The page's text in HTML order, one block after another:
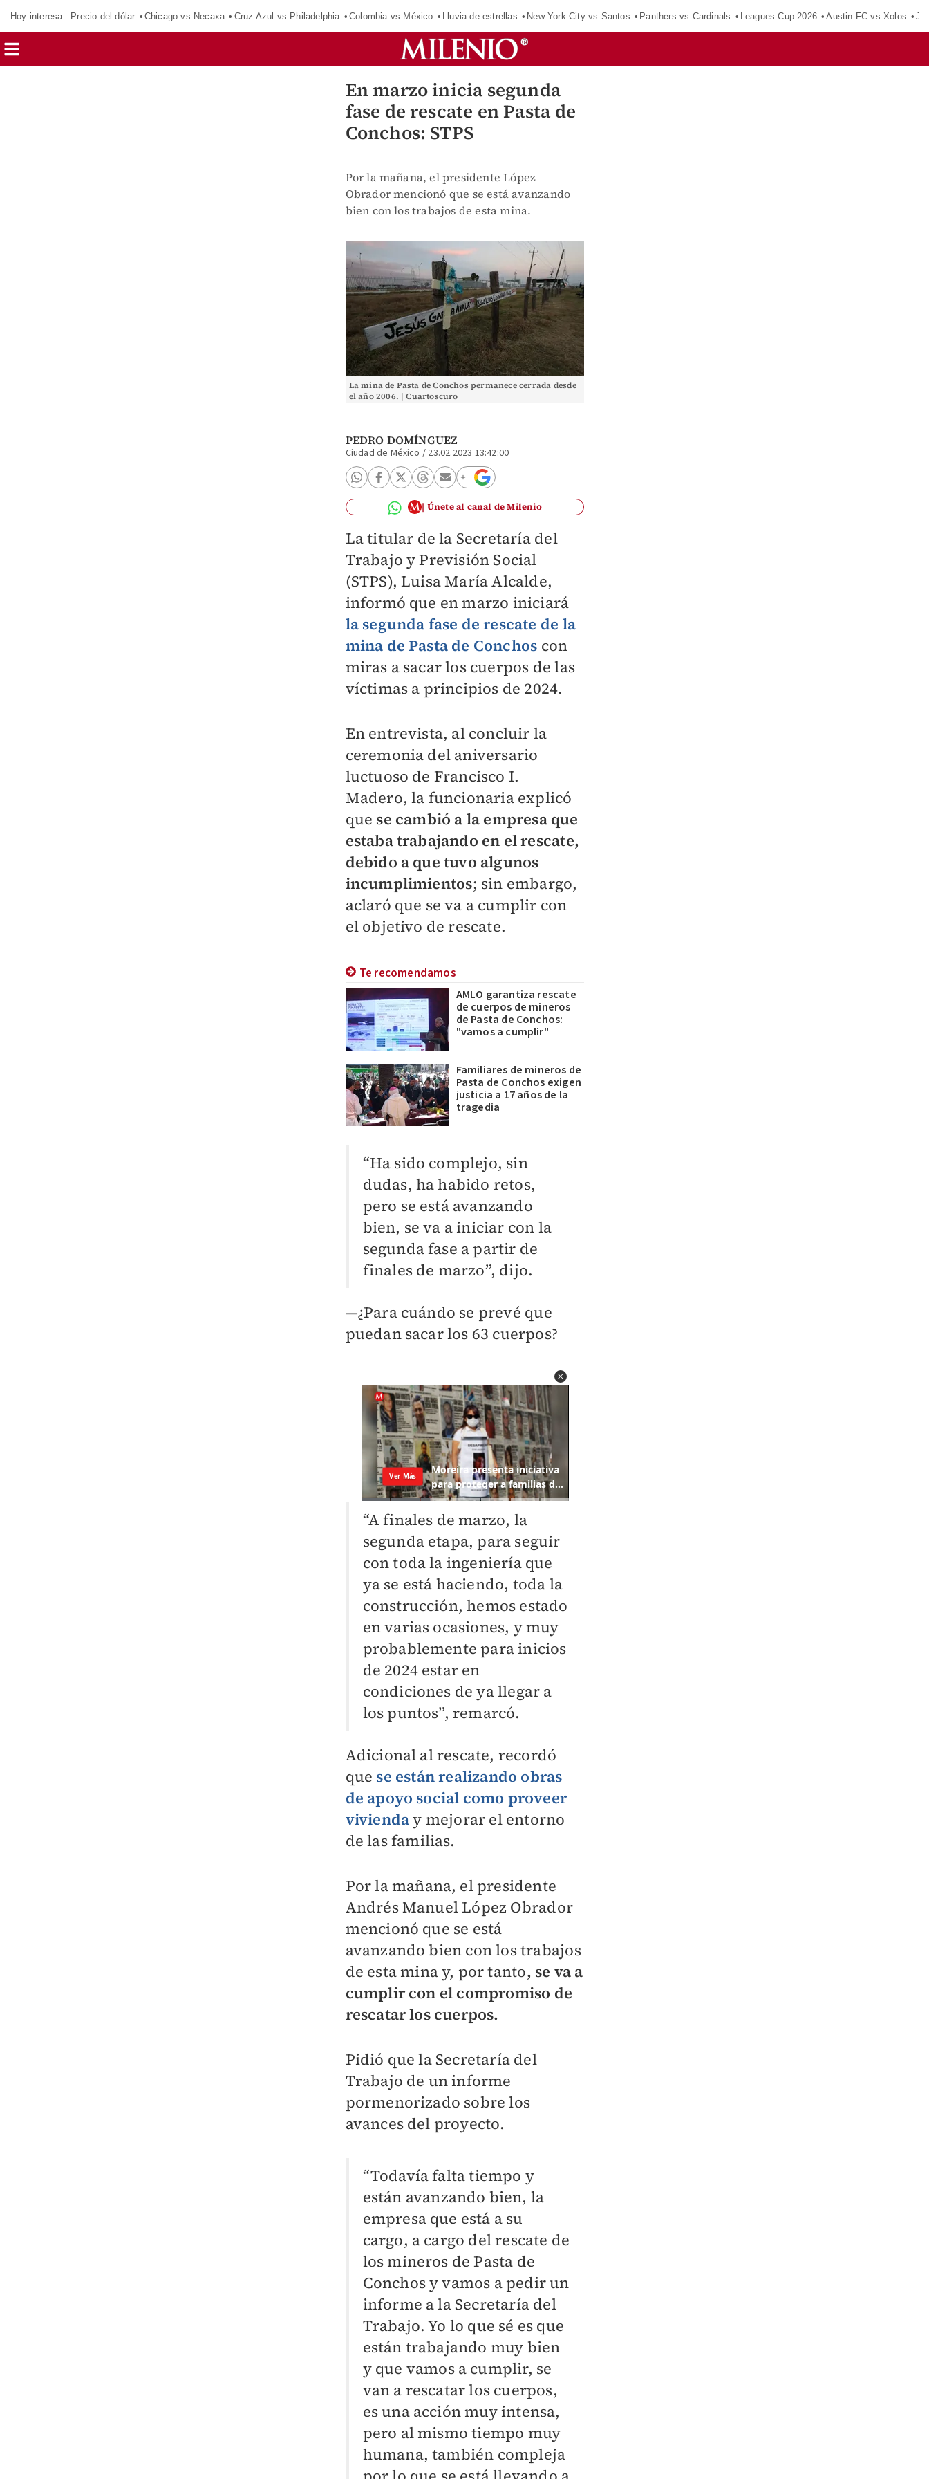
Hoy interesa: Precio del dólar Chicago vs Necaxa Cruz Azul vs Philadelphia Colombia vs México Lluvia de estrellas New York City vs Santos Panthers vs Cardinals Leagues Cup 2026 Austin FC vs Xolos
En marzo inicia segunda
fase de rescate en Pasta de
Conchos: STPS
Por la mañana, el presidente López
Obrador mencionó que se está avanzando
bien con los trabajos de esta mina.
La mina de Pasta de Conchos permanece cerrada desde
el año 2006. | Cuartoscuro
PEDRO DOMÍNGUEZ
Ciudad de México / 23.02.2023 13:42:00
Únete al canal de Milenio
La titular de la Secretaría del
Trabajo y Previsión Social
(STPS), Luisa María Alcalde,
informó que en marzo iniciará
la segunda fase de rescate de la
mina de Pasta de Conchos con
miras a sacar los cuerpos de las
víctimas a principios de 2024.
En entrevista, al concluir la
ceremonia del aniversario
luctuoso de Francisco I.
Madero, la funcionaria explicó
que se cambió a la empresa que
estaba trabajando en el rescate,
debido a que tuvo algunos
incumplimientos; sin embargo,
aclaró que se va a cumplir con
el objetivo de rescate.
Te recomendamos
AMLO garantiza rescate
de cuerpos de mineros
de Pasta de Conchos:
"vamos a cumplir"
Familiares de mineros de
Pasta de Conchos exigen
justicia a 17 años de la
tragedia
“Ha sido complejo, sin
dudas, ha habido retos,
pero se está avanzando
bien, se va a iniciar con la
segunda fase a partir de
finales de marzo”, dijo.
—¿Para cuándo se prevé que
puedan sacar los 63 cuerpos?
“A finales de marzo, la
segunda etapa, para seguir
con toda la ingeniería que
ya se está haciendo, toda la
construcción, hemos estado
en varias ocasiones, y muy
probablemente para inicios
de 2024 estar en
condiciones de ya llegar a
los puntos”, remarcó.
Adicional al rescate, recordó
que se están realizando obras
de apoyo social como proveer
vivienday mejorar el entorno
de las familias.
Por la mañana, el presidente
Andrés Manuel López Obrador
mencionó que se está
avanzando bien con los trabajos
de esta mina y, por tanto, se va a
cumplir con el compromiso de
rescatar los cuerpos.
Pidió que la Secretaría del
Trabajo de un informe
pormenorizado sobre los
avances del proyecto.
“Todavía falta tiempo y
están avanzando bien, la
empresa que está a su
cargo, a cargo del rescate de
los mineros de Pasta de
Conchos y vamos a pedir un
informe a la Secretaría del
Trabajo. Yo lo que sé es que
están trabajando muy bien
y que vamos a cumplir, se
van a rescatar los cuerpos,
es una acción muy intensa,
pero al mismo tiempo muy
humana, también compleja